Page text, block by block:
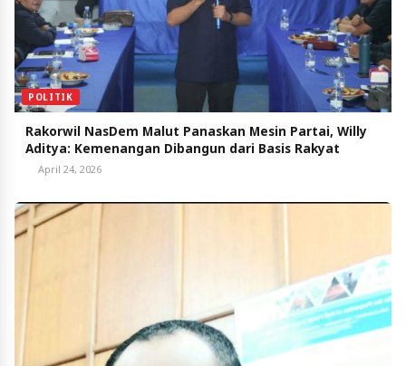
POLITIK
Rakorwil NasDem Malut Panaskan Mesin Partai, Willy
Aditya: Kemenangan Dibangun dari Basis Rakyat
April 24, 2026